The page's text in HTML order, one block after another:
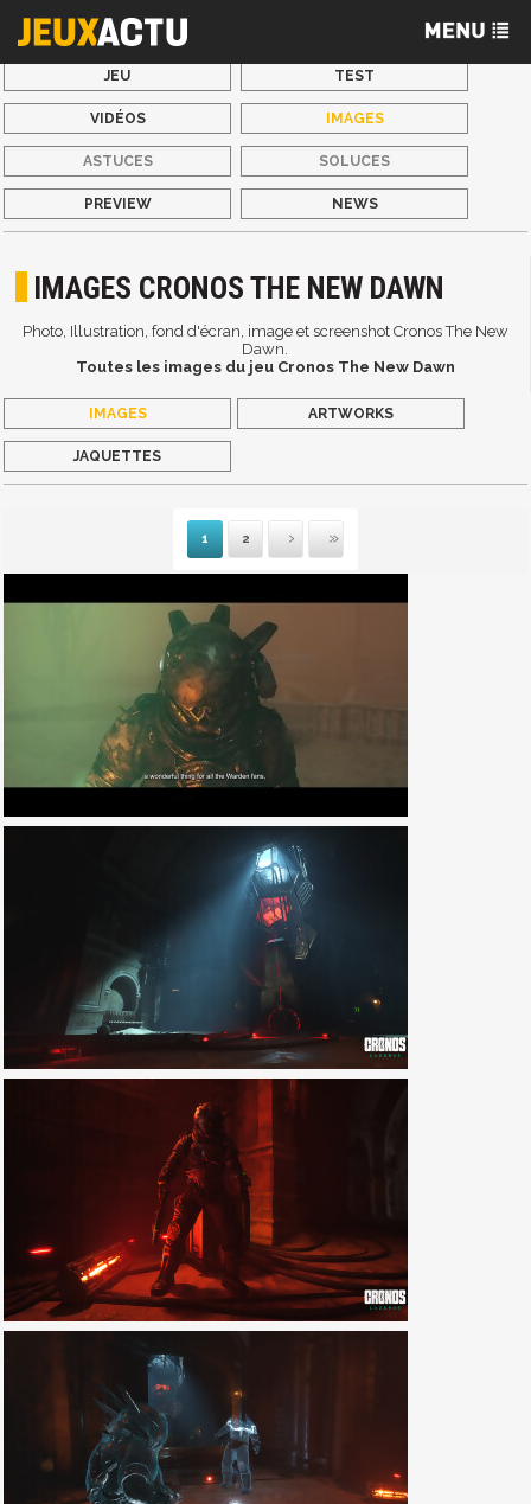
JEU TEST
VIDÉOS IMAGES
ASTUCES SOLUCES
PREVIEW NEWS
IMAGES CRONOS THE NEW DAWN
Photo, Illustration, fond d'écran, image et screenshot Cronos The New
Dawn.
Toutes les images du jeu Cronos The New Dawn
IMAGES ARTWORKS
JAQUETTES
1 2
Suivante
Dernière